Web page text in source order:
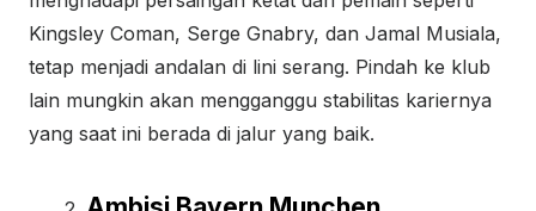
Kingsley Coman, Serge Gnabry, dan Jamal Musiala,
tetap menjadi andalan di lini serang. Pindah ke klub
lain mungkin akan mengganggu stabilitas kariernya
yang saat ini berada di jalur yang baik.